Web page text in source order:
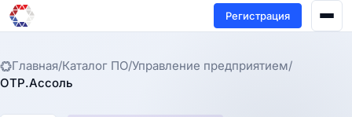
Регистрация
Главная/Каталог ПО/Управление предприятием/
ОТР.Ассоль